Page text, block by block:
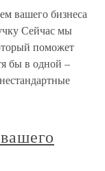
вашего бизнеса
Сейчас мы
поможет
бы в одной –